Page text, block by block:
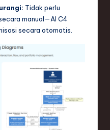
Tidak perlu
manual—AI C4
secara otomatis.